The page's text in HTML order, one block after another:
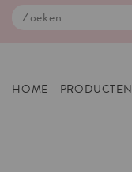
HOME - PRODUCTEN